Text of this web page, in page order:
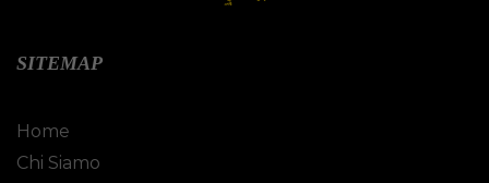
SITEMAP
Home
Chi Siamo